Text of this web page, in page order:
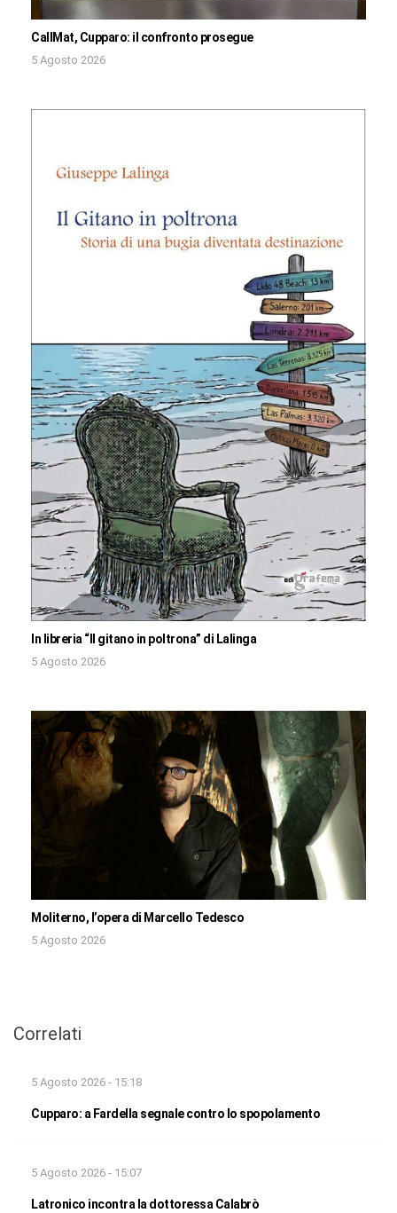
CallMat, Cupparo: il confronto prosegue
5 Agosto 2026
In libreria “Il gitano in poltrona” di Lalinga
5 Agosto 2026
Moliterno, l’opera di Marcello Tedesco
5 Agosto 2026
Correlati
5 Agosto 2026 - 15:18
Cupparo: a Fardella segnale contro lo spopolamento
5 Agosto 2026 - 15:07
Latronico incontra la dottoressa Calabrò